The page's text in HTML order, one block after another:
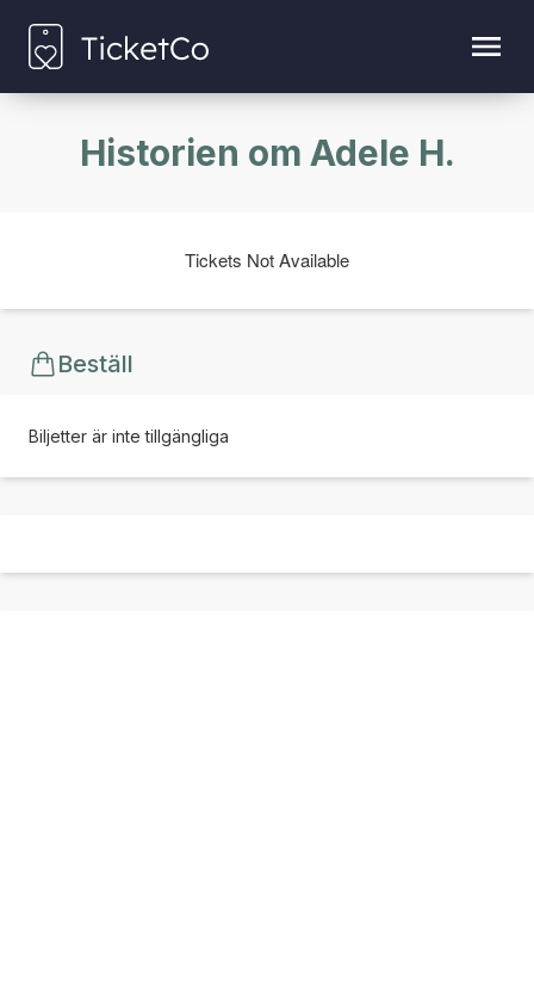
Historien om Adele H.
Tickets Not Available
Beställ
Biljetter är inte tillgängliga